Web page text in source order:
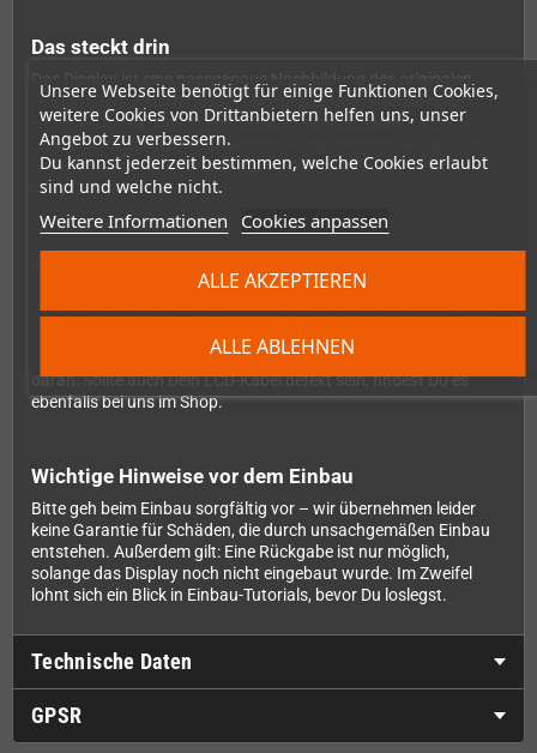
Unsere Webseite benötigt für einige Funktionen Cookies,
weitere Cookies von Drittanbietern helfen uns, unser
Angebot zu verbessern.
Du kannst jederzeit bestimmen, welche Cookies erlaubt
sind und welche nicht.
Weitere Informationen Cookies anpassen
ALLE ABLEHNEN
ALLE AKZEPTIEREN
Das steckt drin
Das Display ist eine passgenaue Nachbildung des originalen
GPD XD Plus Bildschirms und bringt alles mit, was Du brauchst:
klares Bild, reaktionsschneller Touchscreen inklusive. Du musst
also keine separaten Touchscreen-Komponenten kaufen oder
mühsam zusammensetzen – alles ist bereits fertig verbaut und
einsatzbereit.
Der Austausch ist auch für Einsteiger gut machbar: Oberteil des
GPD XD Plus öffnen, das defekte Display herauslösen und das
neue einsetzen – fertig. Wer schon einmal ein Handheld-
Gehäuse geöffnet hat, wird sich hier schnell zurechtfinden. Denk
daran: Sollte auch Dein LCD-Kabel defekt sein, findest Du es
ebenfalls bei uns im Shop.
Wichtige Hinweise vor dem Einbau
Bitte geh beim Einbau sorgfältig vor – wir übernehmen leider
keine Garantie für Schäden, die durch unsachgemäßen Einbau
entstehen. Außerdem gilt: Eine Rückgabe ist nur möglich,
solange das Display noch nicht eingebaut wurde. Im Zweifel
lohnt sich ein Blick in Einbau-Tutorials, bevor Du loslegst.
Technische Daten
GPSR